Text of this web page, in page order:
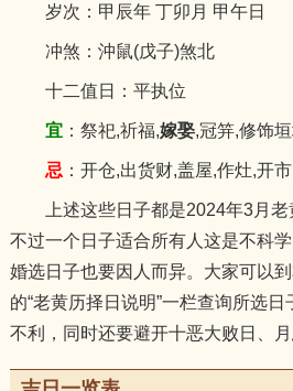
岁次：甲辰年 丁卯月 甲午日
冲煞：沖鼠(戊子)煞北
十二值日：平执位
宜：祭祀,祈福,嫁娶,冠笄,修饰
忌 ：开仓,出货财,盖屋,作灶,开
上述这些日子都是2024年3月老
不过一个日子适合所有人这是不科
婚选日子也要因人而异。大家可以
的“老黄历择日说明”一栏查询所选
不利，同时还要避开十恶大败日、